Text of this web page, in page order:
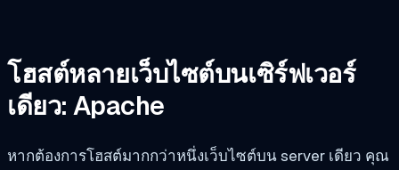
โฮสต์หลายเว็บไซต์บนเซิร์ฟเวอร์
เดียว: Apache
หากต้องการโฮสต์มากกว่าหนึ่งเว็บไซต์บน server เดียว คุณ